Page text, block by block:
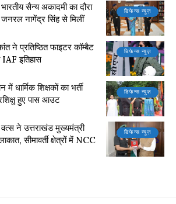
डिफेन्स न्यूज़
सैन्य अकादमी का दौरा
नागेंद्र सिंह से मिलीं
डिफेन्स न्यूज़
ने प्रतिष्ठित फाइटर कॉम्बैट
IAF इतिहास
डिफेन्स न्यूज़
धार्मिक शिक्षकों का भर्ती
हुए पास आउट
डिफेन्स न्यूज़
ने उत्तराखंड मुख्यमंत्री
सीमावर्ती क्षेत्रों में NCC